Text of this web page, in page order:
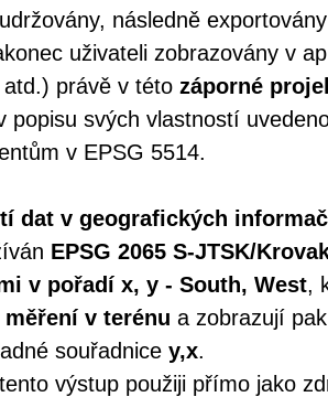
následně
uživateli zobrazovány v
právě v této záporné
popisu svých vlastností
v EPSG 5514.
dat v geografických
EPSG 2065 S-JTSK/
v pořadí x, y - South, West,
v terénu a zobrazují
souřadnice y,x.
výstup použiji přímo jako